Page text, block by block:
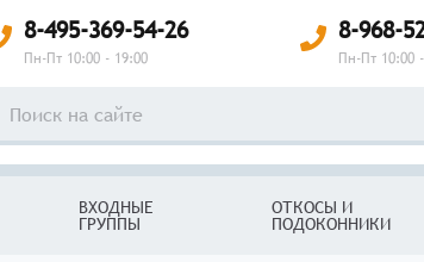
8-495-369-54-26
Пн-Пт 10:00 - 19:00
8-968-
Пн-Пт 10:00
ВХОДНЫЕ
ГРУППЫ
ОТКОСЫ И
ПОДОКОННИКИ